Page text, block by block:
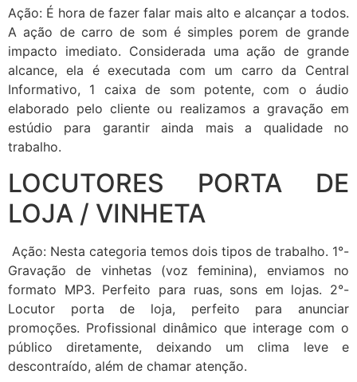
Ação: É hora de fazer falar mais alto e alcançar a todos.
A ação de carro de som é simples porem de grande
impacto imediato. Considerada uma ação de grande
alcance, ela é executada com um carro da Central
Informativo, 1 caixa de som potente, com o áudio
elaborado pelo cliente ou realizamos a gravação em
estúdio para garantir ainda mais a qualidade no
trabalho.
LOCUTORES PORTA DE
LOJA / VINHETA
Ação: Nesta categoria temos dois tipos de trabalho. 1°-
Gravação de vinhetas (voz feminina), enviamos no
formato MP3. Perfeito para ruas, sons em lojas. 2°-
Locutor porta de loja, perfeito para anunciar
promoções. Profissional dinâmico que interage com o
público diretamente, deixando um clima leve e
descontraído, além de chamar atenção.